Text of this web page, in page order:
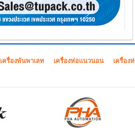
เครื่องพันพาเลท เครื่องห่อแนวนอน เครื่อง